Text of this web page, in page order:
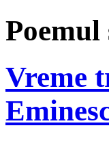
Vreme